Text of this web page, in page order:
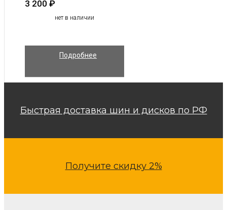
3 200 ₽
нет в наличии
Подробнее
Быстрая доставка шин и дисков по РФ
Получите скидку 2%